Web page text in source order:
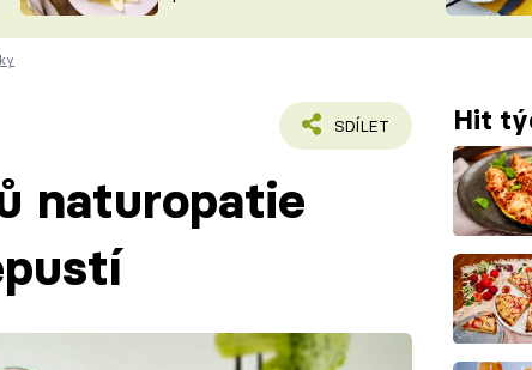
VYCHYTÁVKY
ČASOPIS
SDÍLET Hit
naturopatie